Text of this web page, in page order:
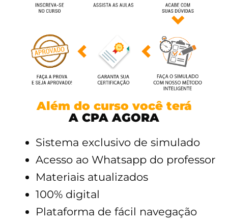
Além do curso você terá
A CPA AGORA
Sistema exclusivo de simulado
Acesso ao Whatsapp do professor
Materiais atualizados
100% digital
Plataforma de fácil navegação